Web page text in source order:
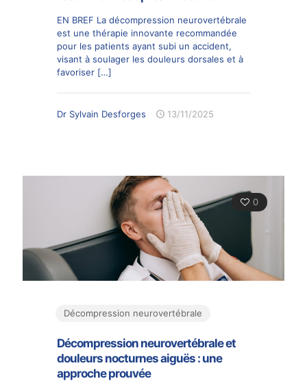
EN BREF La décompression neurovertébrale
est une thérapie innovante recommandée
pour les patients ayant subi un accident,
visant à soulager les douleurs dorsales et à
favoriser […]
Dr Sylvain Desforges 13/11/2025
0
Décompression neurovertébrale
Décompression neurovertébrale et
douleurs nocturnes aiguës : une
approche prouvée